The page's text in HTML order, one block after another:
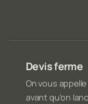
Devis ferme
On vous
avant qu'on